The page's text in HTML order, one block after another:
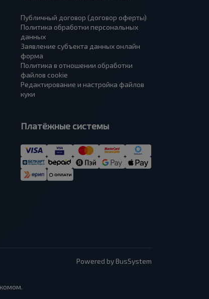
Публичный договор (договор оферты)
Политика обработки персональных
данных
Заявление субъекта данных онлайн
форма
Политика в отношении обработки
файлов cookie
Редактирование и настройка файлов
куки
Платёжные системы
Powered by BusSystem